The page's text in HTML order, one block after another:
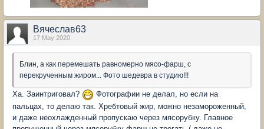
Вячеслав63
17 May 2020
Блин, а как перемешать равномерно мясо-фарш, с
перекрученным жиром... Фото шедевра в студию!!!
Ха. Заинтриговал?
Фотографии не делал, но если на
пальцах, то делаю так. Хребтовый жир, можно незамороженный,
и даже неохлажденный пропускаю через мясорубку. Главное